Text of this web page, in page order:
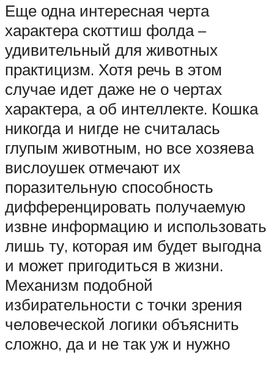
Еще одна интересная черта
характера скоттиш фолда –
удивительный для животных
практицизм. Хотя речь в этом
случае идет даже не о чертах
характера, а об интеллекте. Кошка
никогда и нигде не считалась
глупым животным, но все хозяева
вислоушек отмечают их
поразительную способность
дифференцировать получаемую
извне информацию и использовать
лишь ту, которая им будет выгодна
и может пригодиться в жизни.
Механизм подобной
избирательности с точки зрения
человеческой логики объяснить
сложно, да и не так уж и нужно